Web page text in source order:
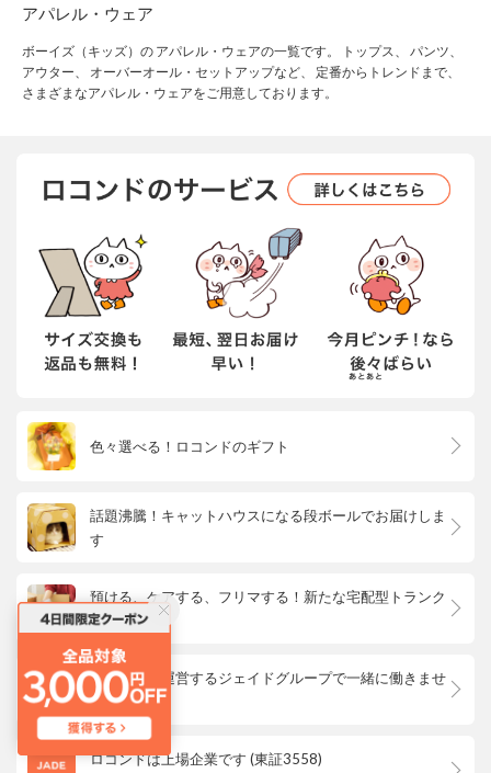
アパレル・ウェア
ボーイズ（キッズ）の アパレル・ウェアの一覧です。 トップス、 パンツ、
アウター、 オーバーオール・セットアップなど、 定番からトレンドまで、
さまざまなアパレル・ウェアをご用意しております。
色々選べる！ロコンドのギフト
話題沸騰！キャットハウスになる段ボールでお届けしま
す
預ける、ケアする、フリマする！新たな宅配型トランク
ルーム
ロコンドを運営するジェイドグループで一緒に働きませ
んか？
ロコンドは上場企業です (東証3558)